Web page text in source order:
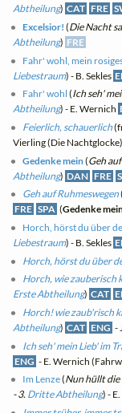
Abtheilung) CAT FRE
Excelsior! (Die Nacht
Abtheilung) FRE
Fahr' wohl, mein
Liebestraum) - B. Sekles
Fahr' wohl (Ich seh'
Abtheilung) - E. Wernich
Feierlich, schauerlich
Vierling (Die Nachtglocke)
Gedenke mein(Geh
Abtheilung) DAN FRE
Geh auf Ruhmeswegen
FRE SPA (Gedenke
Horch, hörst du über
Liebestraum) - B. Sekles
Horch, hörst du über
Horch, wie zauberisch
Erste Abtheilung) CAT
Horch! wie zaub'risch
Abtheilung) CAT ENG -
Ich seh' mein Lieb' im
ENG - E. Wernich
Im Lenze(Nun hüllt
- 3. Dritte Abtheilung) -